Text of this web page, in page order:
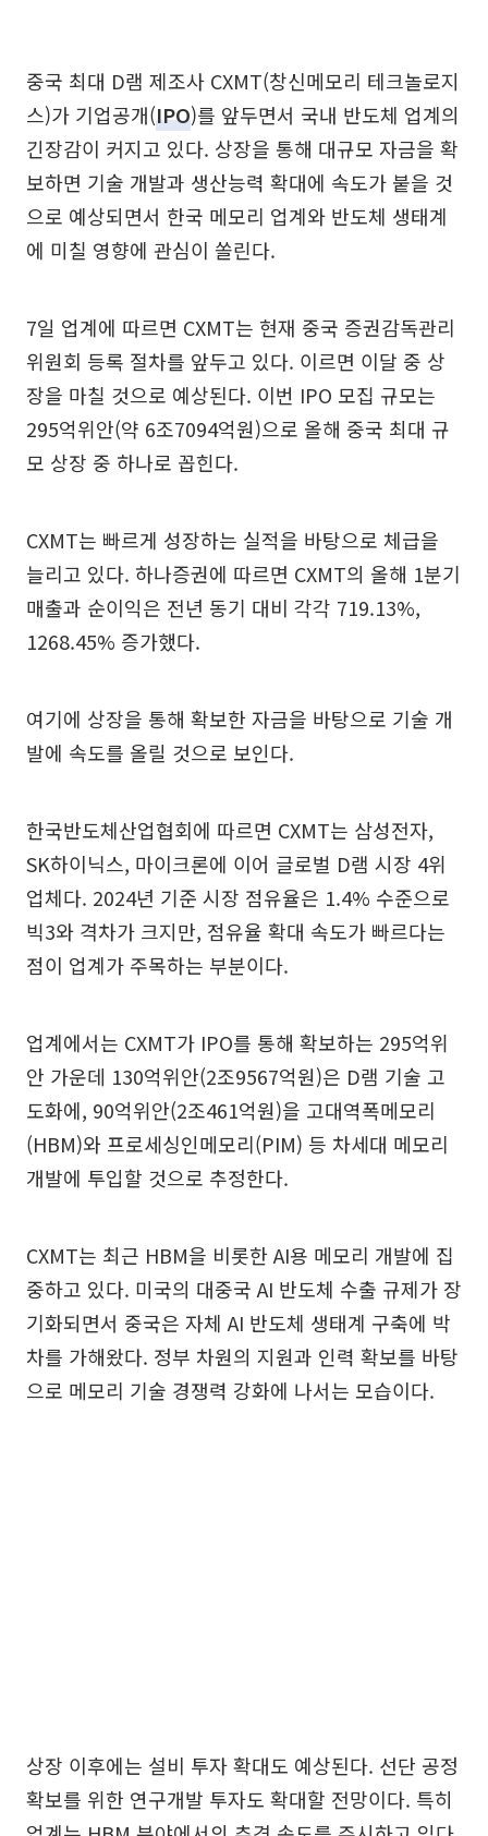
중국 최대 D램 제조사 CXMT(창신메모리 테크놀로지
스)가 기업공개(IPO)를 앞두면서 국내 반도체 업계의
긴장감이 커지고 있다. 상장을 통해 대규모 자금을 확
보하면 기술 개발과 생산능력 확대에 속도가 붙을 것
으로 예상되면서 한국 메모리 업계와 반도체 생태계
에 미칠 영향에 관심이 쏠린다.
7일 업계에 따르면 CXMT는 현재 중국 증권감독관리
위원회 등록 절차를 앞두고 있다. 이르면 이달 중 상
장을 마칠 것으로 예상된다. 이번 IPO 모집 규모는
295억위안(약 6조7094억원)으로 올해 중국 최대 규
모 상장 중 하나로 꼽힌다.
CXMT는 빠르게 성장하는 실적을 바탕으로 체급을
늘리고 있다. 하나증권에 따르면 CXMT의 올해 1분기
매출과 순이익은 전년 동기 대비 각각 719.13%,
1268.45% 증가했다.
여기에 상장을 통해 확보한 자금을 바탕으로 기술 개
발에 속도를 올릴 것으로 보인다.
한국반도체산업협회에 따르면 CXMT는 삼성전자,
SK하이닉스, 마이크론에 이어 글로벌 D램 시장 4위
업체다. 2024년 기준 시장 점유율은 1.4% 수준으로
빅3와 격차가 크지만, 점유율 확대 속도가 빠르다는
점이 업계가 주목하는 부분이다.
업계에서는 CXMT가 IPO를 통해 확보하는 295억위
안 가운데 130억위안(2조9567억원)은 D램 기술 고
도화에, 90억위안(2조461억원)을 고대역폭메모리
(HBM)와 프로세싱인메모리(PIM) 등 차세대 메모리
개발에 투입할 것으로 추정한다.
CXMT는 최근 HBM을 비롯한 AI용 메모리 개발에 집
중하고 있다. 미국의 대중국 AI 반도체 수출 규제가 장
기화되면서 중국은 자체 AI 반도체 생태계 구축에 박
차를 가해왔다. 정부 차원의 지원과 인력 확보를 바탕
으로 메모리 기술 경쟁력 강화에 나서는 모습이다.
상장 이후에는 설비 투자 확대도 예상된다. 선단 공정
확보를 위한 연구개발 투자도 확대할 전망이다. 특히